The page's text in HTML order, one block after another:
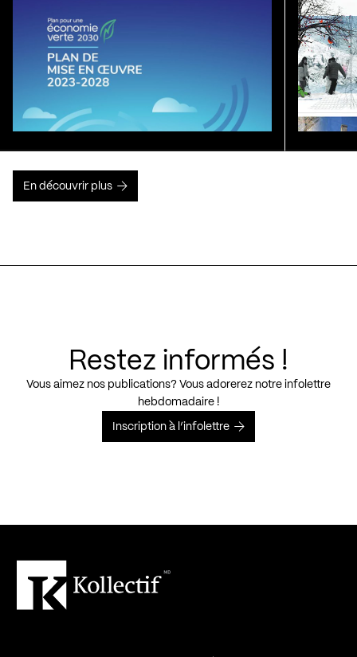
En découvrir plus
Restez informés !
Vous aimez nos publications? Vous adorerez notre infolettre
hebdomadaire !
Inscription à l’infolettre